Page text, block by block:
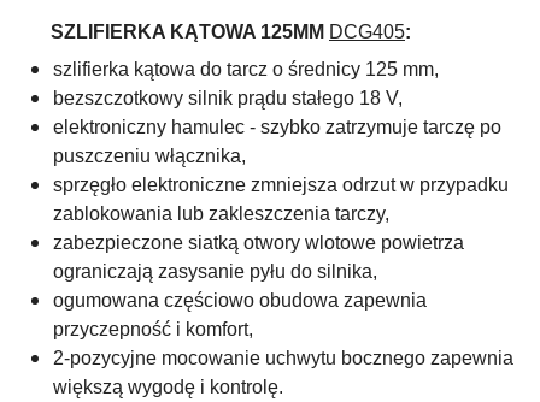
SZLIFIERKA KĄTOWA 125MM DCG405:
szlifierka kątowa do tarcz o średnicy 125 mm,
bezszczotkowy silnik prądu stałego 18 V,
elektroniczny hamulec - szybko zatrzymuje tarczę po
puszczeniu włącznika,
sprzęgło elektroniczne zmniejsza odrzut w przypadku
zablokowania lub zakleszczenia tarczy,
zabezpieczone siatką otwory wlotowe powietrza
ograniczają zasysanie pyłu do silnika,
ogumowana częściowo obudowa zapewnia
przyczepność i komfort,
2-pozycyjne mocowanie uchwytu bocznego zapewnia
większą wygodę i kontrolę.